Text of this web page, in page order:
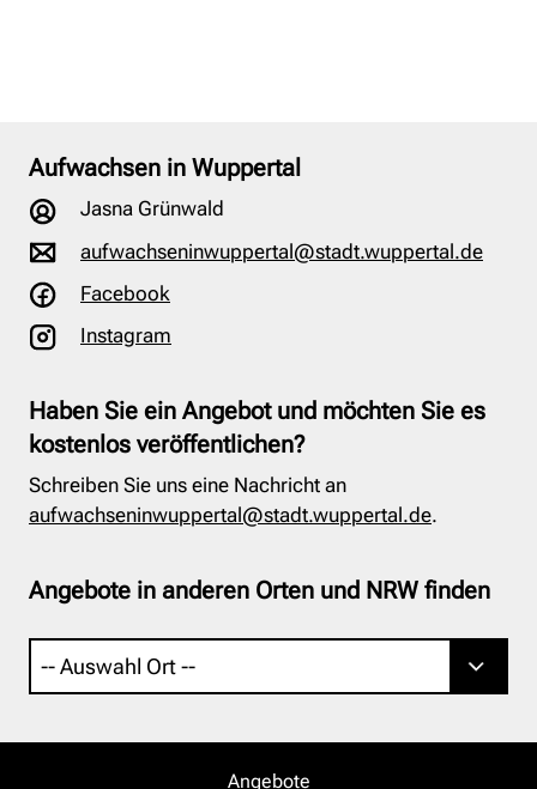
Aufwachsen in Wuppertal
Jasna Grünwald
aufwachseninwuppertal@stadt.wuppertal.de
Facebook
Instagram
Haben Sie ein Angebot und möchten Sie es
kostenlos veröffentlichen?
Schreiben Sie uns eine Nachricht an
aufwachseninwuppertal@stadt.wuppertal.de.
Angebote in anderen Orten und NRW finden
Angebote